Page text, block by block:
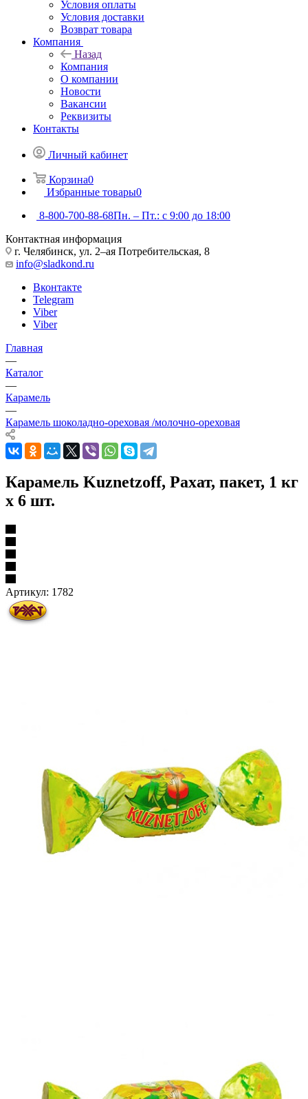
Условия оплаты
Условия доставки
Возврат товара
Компания
Назад
Компания
О компании
Новости
Вакансии
Реквизиты
Контакты
Личный кабинет
Корзина0
Избранные товары0
8-800-700-88-68Пн. – Пт.: с 9:00 до 18:00
Контактная информация
г. Челябинск, ул. 2–ая Потребительская, 8
info@sladkond.ru
Вконтакте
Telegram
Viber
Viber
Главная
—
Каталог
—
Карамель
—
Карамель шоколадно-ореховая /молочно-ореховая
Карамель Kuznetzoff, Рахат, пакет, 1 кг
х 6 шт.
Артикул: 1782